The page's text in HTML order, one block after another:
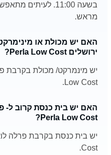
בשעה 11:00.
מראש.
האם יש מכולת או
ירושלים Perla Low Cost?
Low Cost.
האם יש בית כנסת קרוב ל-
Perla Low Cost?
Cost.